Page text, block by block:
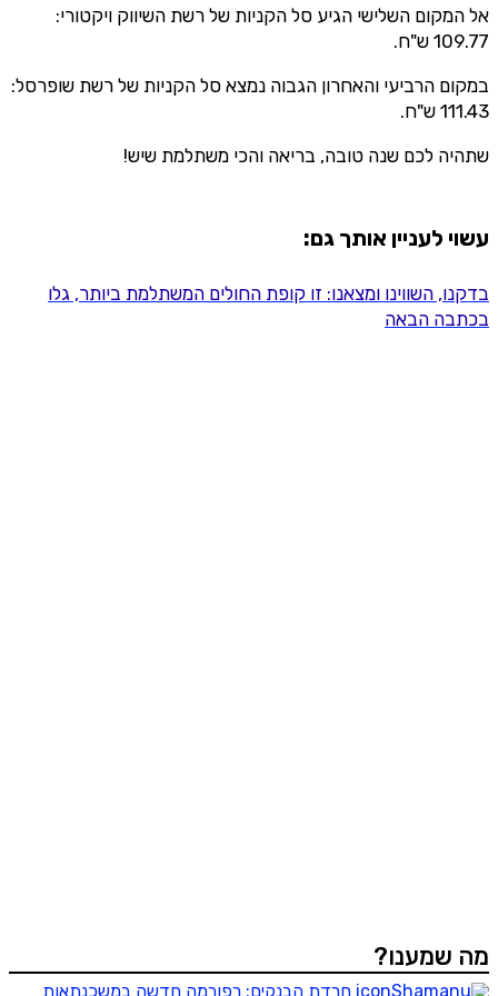
אל המקום השלישי הגיע סל הקניות של רשת השיווק ויקטורי:
109.77 ש"ח.
במקום הרביעי והאחרון הגבוה נמצא סל הקניות של רשת שופרסל:
111.43 ש"ח.
שתהיה לכם שנה טובה, בריאה והכי משתלמת שיש!
עשוי לעניין אותך גם:
בדקנו, השווינו ומצאנו: זו קופת החולים המשתלמת ביותר, גלו
בכתבה הבאה
מה שמענו?
חרדת הבנקים: רפורמה חדשה במשכנתאות